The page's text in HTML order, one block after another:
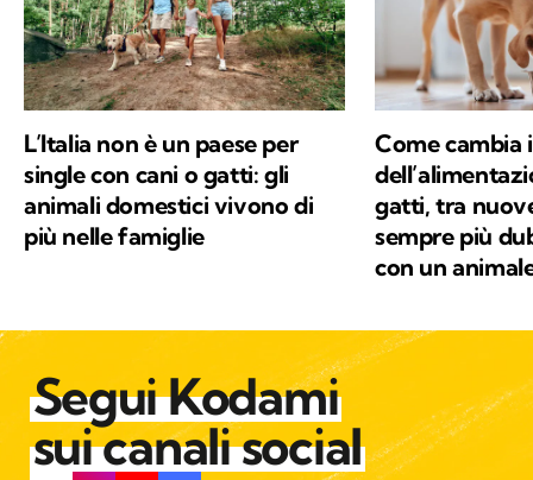
L’Italia non è un paese per
single con cani o gatti: gli
animali domestici vivono di
più nelle famiglie
Come cambia
gatti, tra
sempre più
con un
Segui Kodami
sui canali social